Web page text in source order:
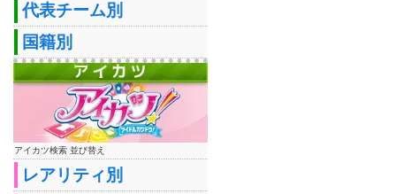
代表チーム別
国籍別
アイカツ検索 並び替え
レアリティ別